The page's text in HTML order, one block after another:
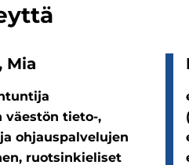
Mia
väestön tieto-,
ohjauspalvelujen
ruotsinkieliset